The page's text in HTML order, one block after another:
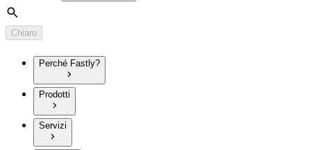
Cerca
Chiaro
Perché Fastly?
Prodotti
Servizi